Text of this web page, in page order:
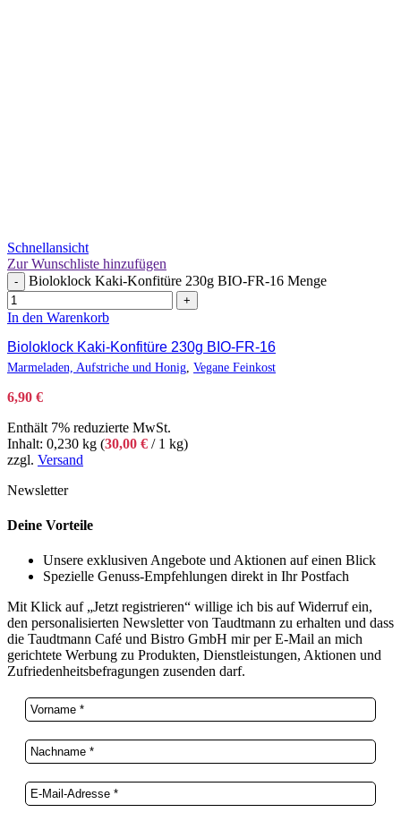
Schnellansicht
Zur Wunschliste hinzufügen
- Bioloklock Kaki-Konfitüre 230g BIO-FR-16 Menge
+
In den Warenkorb
Bioloklock Kaki-Konfitüre 230g BIO-FR-16
Marmeladen, Aufstriche und Honig Vegane Feinkost
6,90 €
Enthält 7% reduzierte MwSt.
Inhalt: 0,230 kg (30,00 € / 1 kg)
zzgl. Versand
Newsletter
Deine Vorteile
Unsere exklusiven Angebote und Aktionen auf einen Blick
Spezielle Genuss-Empfehlungen direkt in Ihr Postfach
Mit Klick auf „Jetzt registrieren“ willige ich bis auf Widerruf ein,
den personalisierten Newsletter von Taudtmann zu erhalten und dass
die Taudtmann Café und Bistro GmbH mir per E-Mail an mich
gerichtete Werbung zu Produkten, Dienstleistungen, Aktionen und
Zufriedenheitsbefragungen zusenden darf.